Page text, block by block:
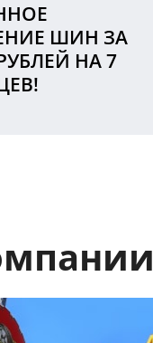
ШИН ЗА
НА 7